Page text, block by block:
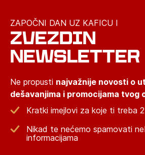
ZAPOČNI DAN UZ KAFICU I
ZVEZDIN
NEWSLETTER
Ne propusti najvažnije novosti o
dešavanjima i promocijama tvog
Kratki imejlovi za koje ti treba
Nikad te nećemo spamovati
informacijama